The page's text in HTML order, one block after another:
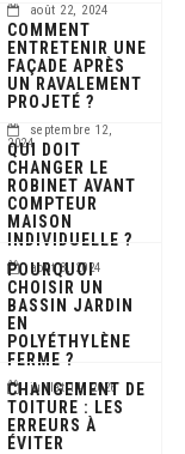
août 22, 2024
COMMENT
ENTRETENIR UNE
FAÇADE APRÈS
UN RAVALEMENT
PROJETÉ ?
septembre 12,
2024
QUI DOIT
CHANGER LE
ROBINET AVANT
COMPTEUR
MAISON
INDIVIDUELLE ?
août 8, 2024
POURQUOI
CHOISIR UN
BASSIN JARDIN
EN
POLYÉTHYLÈNE
FERME ?
juillet 14, 2026
CHANGEMENT DE
TOITURE : LES
ERREURS À
ÉVITER